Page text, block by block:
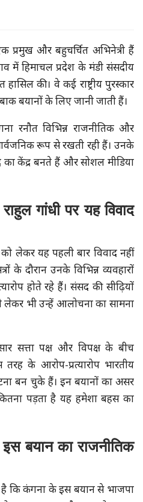
प्रमुख और बहुचर्चित अभिनेत्री हैं
में हिमाचल प्रदेश के मंडी संसदीय
की। वे कई राष्ट्रीय पुरस्कार
बयानों के लिए जानी जाती हैं।
रनौत विभिन्न राजनीतिक और
रूप से रखती रही हैं। उनके
का केंद्र बनते हैं और सोशल मीडिया
राहुल गांधी पर यह विवाद
लेकर यह पहली बार विवाद नहीं
दौरान उनके विभिन्न व्यवहारों
होते रहे हैं। संसद की सीढ़ियों
लेकर भी उन्हें आलोचना का सामना
सत्ता पक्ष और विपक्ष के बीच
के आरोप-प्रत्यारोप भारतीय
बन चुके हैं। इन बयानों का असर
पड़ता है यह हमेशा बहस का
इस बयान का राजनीतिक
है कि कंगना के इस बयान से भाजपा